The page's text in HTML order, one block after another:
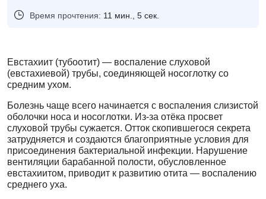
Время прочтения: 11 мин., 5 сек.
Евстахиит (тубоотит) — воспаление слуховой
(евстахиевой) трубы, соединяющей носоглотку со
средним ухом.
Болезнь чаще всего начинается с воспаления слизистой
оболочки носа и носоглотки. Из-за отёка просвет
слуховой трубы сужается. Отток скопившегося секрета
затрудняется и создаются благоприятные условия для
присоединения бактериальной инфекции. Нарушение
вентиляции барабанной полости, обусловленное
евстахиитом, приводит к развитию отита — воспалению
среднего уха.